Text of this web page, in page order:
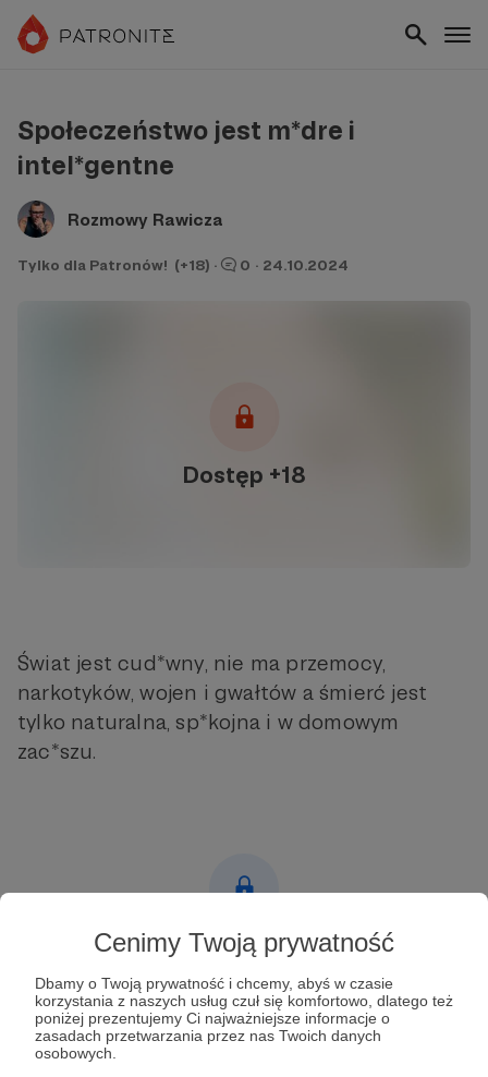
Cenimy Twoją prywatność
Dbamy o Twoją prywatność i chcemy, abyś w czasie
korzystania z naszych usług czuł się komfortowo, dlatego też
poniżej prezentujemy Ci najważniejsze informacje o
zasadach przetwarzania przez nas Twoich danych
osobowych.
Społeczeństwo jest m*dre i
intel*gentne
Rozmowy Rawicza
Tylko dla Patronów! (+18) · 0 · 24.10.2024
Dostęp +18
Świat jest cud*wny, nie ma przemocy,
narkotyków, wojen i gwałtów a śmierć jest
tylko naturalna, sp*kojna i w domowym
zac*szu.
Post dostępny tylko dla użytkowników 18+
Niestety musisz być zalogowany i mieć minimum 18 lat, jeśli
chcesz przeczytać ten post. Sprawdź ustawienia swojego
profilu.